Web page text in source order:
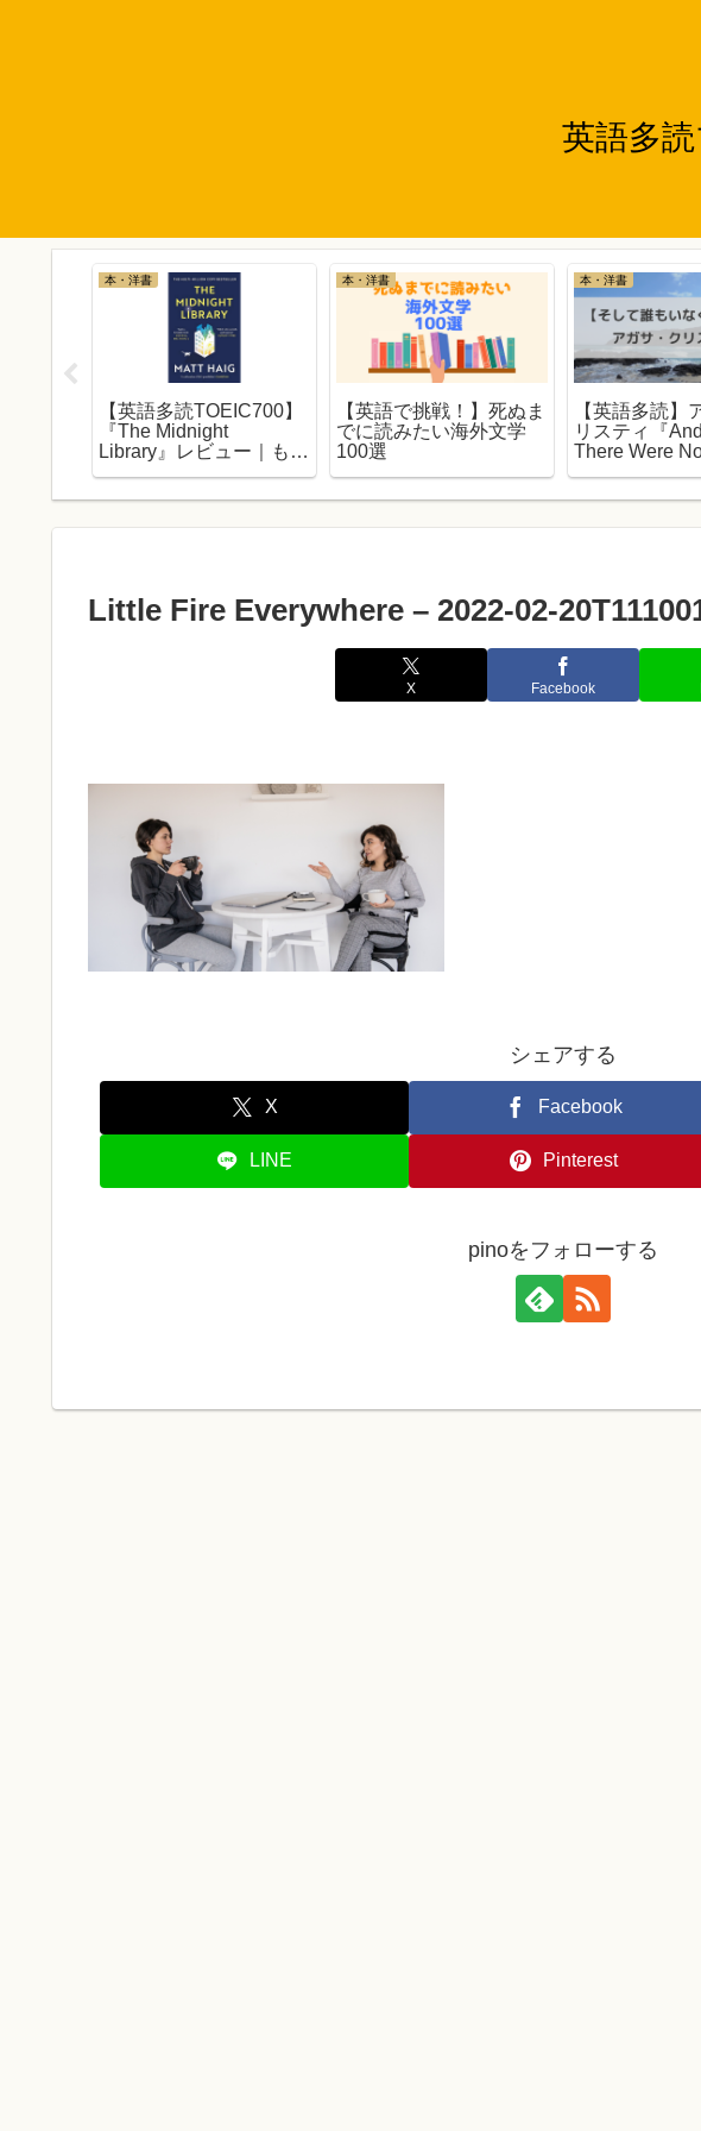
英語多
本・洋書
【英語多読TOEIC700】
『The Midnight
Library』レビュー｜もし
本・洋書
【英語で挑戦！】死ぬま
でに読みたい海外文学
100選
本・洋書
【英語多読】
リスティ『
There Were
Little Fire Everywhere – 2022-02-
X Facebook
シェアする
X Facebook
LINE Pinterest
pinoをフォローする